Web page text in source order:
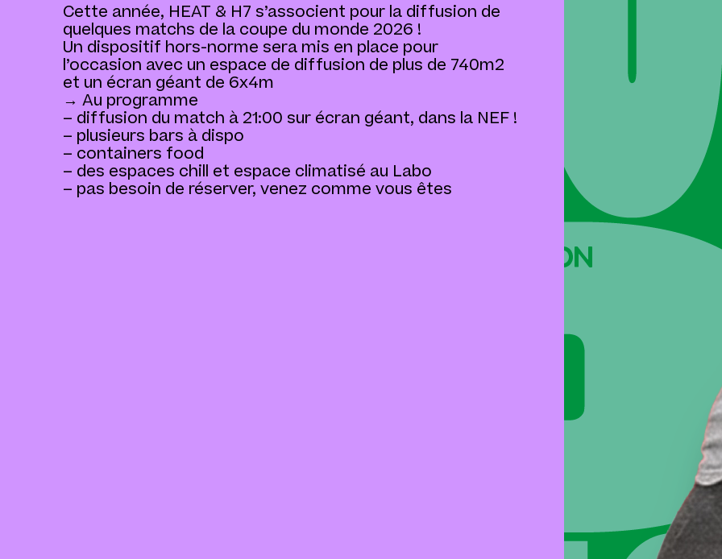
Cette année, HEAT & H7 s’associent pour la diffusion de
quelques matchs de la coupe du monde 2026 !
Un dispositif hors-norme sera mis en place pour
l’occasion avec un espace de diffusion de plus de 740m2
et un écran géant de 6x4m
→ Au programme
– diffusion du match à 21:00 sur écran géant, dans la NEF !
– plusieurs bars à dispo
– containers food
– des espaces chill et espace climatisé au Labo
– pas besoin de réserver, venez comme vous êtes